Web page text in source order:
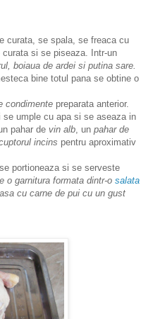
curata, se spala, se freaca cu
curata si se piseaza. Intr-un
boiaua de ardei si putina sare.
bine totul pana se obtine o
condimente preparata anterior.
se umple cu apa si se aseaza in
pahar de vin alb , un pahar de
incins pentru aproximativ
se portioneaza si se serveste
o garnitura formata dintr-o salata
cu carne de pui cu un gust